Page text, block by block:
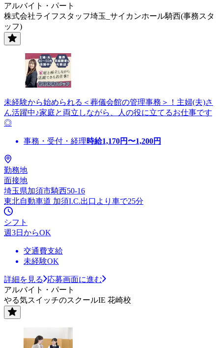
アルバイト・パート
株式会社ライフスタッフ埼玉_サイカンホール騎西(事務スタ
ッフ)
未経験から始められる＜葬儀会館の管理事務＞！主婦(夫)さ
ん活躍中♪家庭と両立しながら、人の役に立てるお仕事です
◎
事務・受付・経理時給1,170円〜1,200円
勤務地
面接地
埼玉県加須市騎西50-16
東北自動車道 加須I.C.出口より車で25分
シフト
週3日からOK
交通費支給
未経験OK
詳細を見る
応募画面に進む
アルバイト・パート
やる気スイッチのスクールIE 花崎校